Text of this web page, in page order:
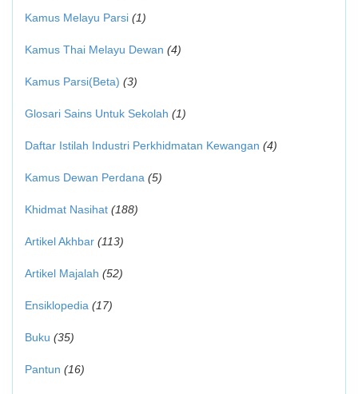
Kamus Melayu Parsi (1)
Kamus Thai Melayu Dewan (4)
Kamus Parsi(Beta) (3)
Glosari Sains Untuk Sekolah (1)
Daftar Istilah Industri Perkhidmatan Kewangan (4)
Kamus Dewan Perdana (5)
Khidmat Nasihat (188)
Artikel Akhbar (113)
Artikel Majalah (52)
Ensiklopedia (17)
Buku (35)
Pantun (16)